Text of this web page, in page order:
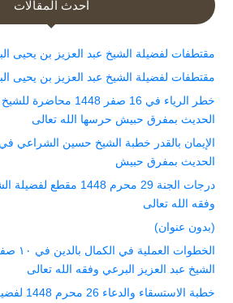
أحدث المقالات
مقتطفات لفضيلة الشيخ عبد العزيز بن يحيى
مقتطفات لفضيلة الشيخ عبد العزيز بن يحيى
خطر الرياء في 16 صفر 1448
الحديث بمفرق حبيش حرسها الله تعالى
الحديث بمفرق حبيش
درجات الجنة 29 محرم 1448
وفقه الله تعالى
(بدون عنوان)
الشيخ عبد العزيز البرعي وفقه الله تعالى
خطبة